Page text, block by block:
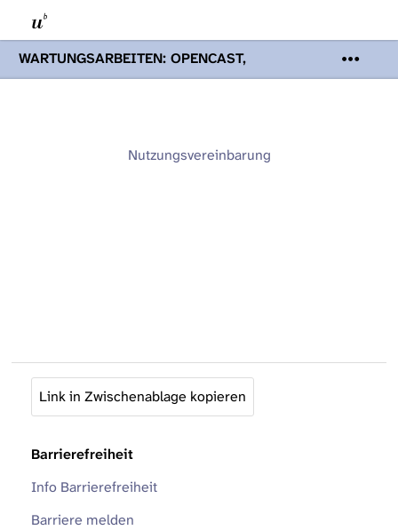
WARTUNGSARBEITEN: OPENCAST,
PODCASTS & TOBIRA
Mi 19. August
Opencast-Videos und Tobira nicht zur
Nutzungsvereinbarung
Link in Zwischenablage kopieren
Barrierefreiheit
Info Barrierefreiheit
Barriere melden